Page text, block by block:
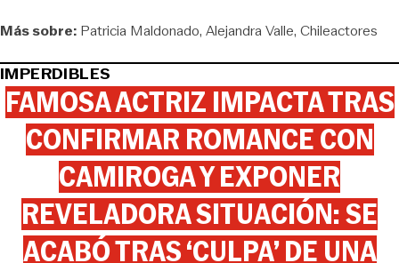
Más sobre: Patricia Maldonado Alejandra Valle Chileactores
IMPERDIBLES
FAMOSA ACTRIZ IMPACTA TRAS
CONFIRMAR ROMANCE CON
CAMIROGA Y EXPONER
REVELADORA SITUACIÓN: SE
ACABÓ TRAS ‘CULPA’ DE UNA